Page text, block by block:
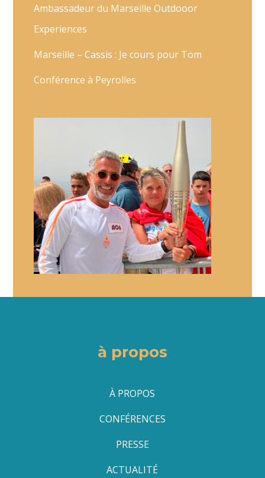
Ambassadeur du Marseille Outdooor
Experiences
Marseille – Cassis : Je cours pour Tom
Conférence à Peyrolles
à propos
À PROPOS
CONFÉRENCES
PRESSE
ACTUALITÉ